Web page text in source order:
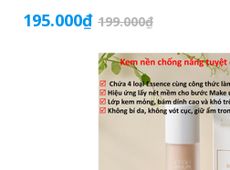
195.000₫ 199.000₫